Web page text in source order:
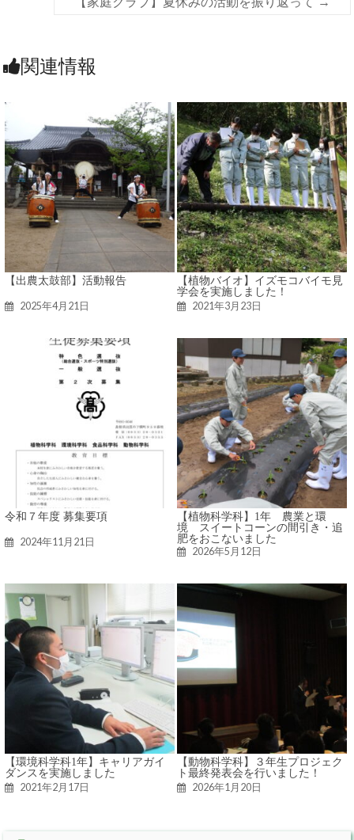
関連情報
【出農太鼓部】活動報告
2025年4月21日
【植物バイオ】イズモコバイモ見
学会を実施しました！
2021年3月23日
令和７年度 募集要項
2024年11月21日
【植物科学科】1年 農業と環
境 スイートコーンの間引き・追
肥をおこないました
2026年5月12日
【環境科学科1年】キャリアガイ
ダンスを実施しました
2021年2月17日
【動物科学科】３年生プロジェク
ト最終発表会を行いました！
2026年1月20日